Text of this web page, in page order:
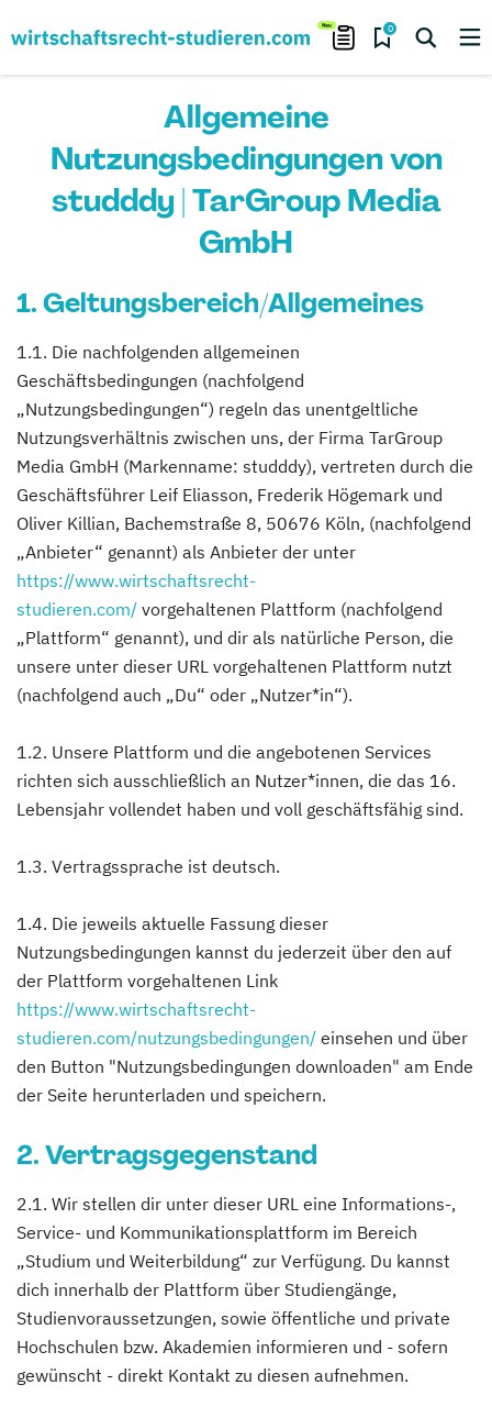
0
Allgemeine
Nutzungsbedingungen von
studddy | TarGroup Media
GmbH
1. Geltungsbereich/Allgemeines
1.1. Die nachfolgenden allgemeinen
Geschäftsbedingungen (nachfolgend
„Nutzungsbedingungen“) regeln das unentgeltliche
Nutzungsverhältnis zwischen uns, der Firma TarGroup
Media GmbH (Markenname: studddy), vertreten durch die
Geschäftsführer Leif Eliasson, Frederik Högemark und
Oliver Killian, Bachemstraße 8, 50676 Köln, (nachfolgend
„Anbieter“ genannt) als Anbieter der unter
https://www.wirtschaftsrecht-
studieren.com/ vorgehaltenen Plattform (nachfolgend
„Plattform“ genannt), und dir als natürliche Person, die
unsere unter dieser URL vorgehaltenen Plattform nutzt
(nachfolgend auch „Du“ oder „Nutzer*in“).
1.2. Unsere Plattform und die angebotenen Services
richten sich ausschließlich an Nutzer*innen, die das 16.
Lebensjahr vollendet haben und voll geschäftsfähig sind.
1.3. Vertragssprache ist deutsch.
1.4. Die jeweils aktuelle Fassung dieser
Nutzungsbedingungen kannst du jederzeit über den auf
der Plattform vorgehaltenen Link
https://www.wirtschaftsrecht-
studieren.com/nutzungsbedingungen/ einsehen und über
den Button "Nutzungsbedingungen downloaden" am Ende
der Seite herunterladen und speichern.
2. Vertragsgegenstand
2.1. Wir stellen dir unter dieser URL eine Informations-,
Service- und Kommunikationsplattform im Bereich
„Studium und Weiterbildung“ zur Verfügung. Du kannst
dich innerhalb der Plattform über Studiengänge,
Studienvoraussetzungen, sowie öffentliche und private
Hochschulen bzw. Akademien informieren und - sofern
gewünscht - direkt Kontakt zu diesen aufnehmen.